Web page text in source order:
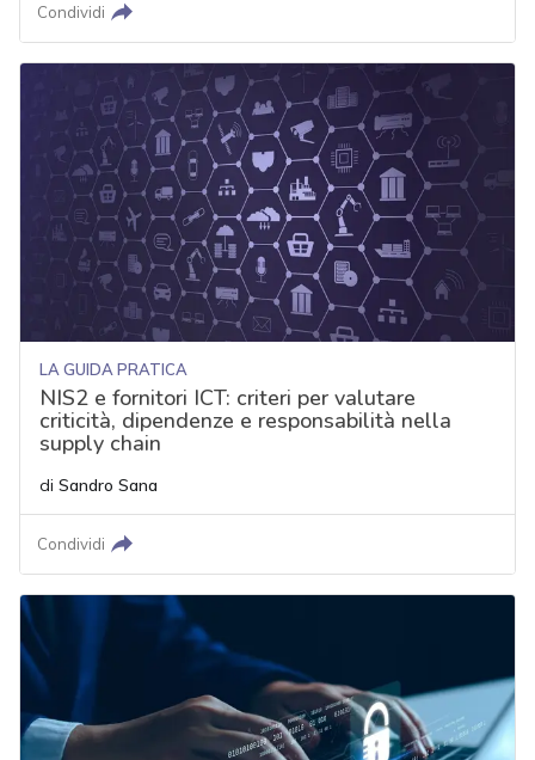
Condividi
LA GUIDA PRATICA
NIS2 e fornitori ICT: criteri per valutare
criticità, dipendenze e responsabilità nella
supply chain
di Sandro Sana
Condividi